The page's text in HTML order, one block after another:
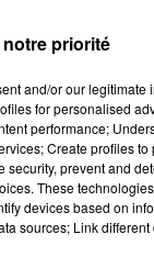
priorité
and/or our legitimate
for personalised
performance;
Create profiles
prevent and
These
devices based on
sources; Link